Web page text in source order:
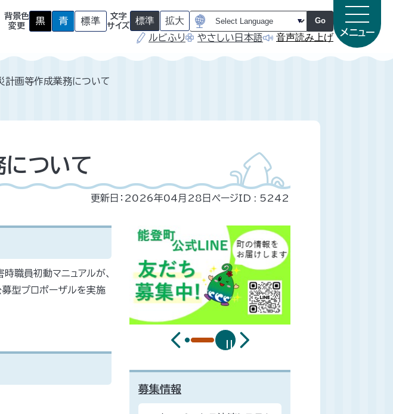
背景色
変更
黒
背
景
に
青
背
景
青
に
標準
背
景
戻
文字
サイズ
標準
（
期
拡大
（
期
Go
ルビふり やさしい日本語 音声読み上げ メニュー
計画等作成業務について
ついて
更新日：2026年04月28日 ページID : 5242
職員初動マニュアルが、
募型プロポーザルを実施
募集情報